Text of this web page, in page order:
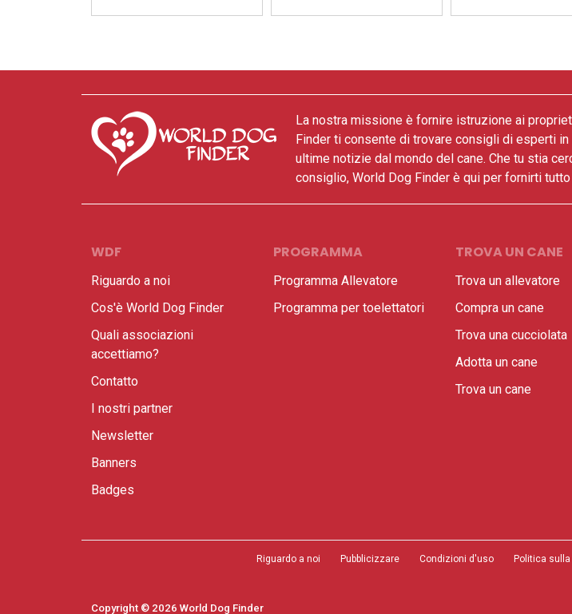
La nostra missione è fornire istruzione ai
Finder ti consente di trovare consigli di esperti
ultime notizie dal mondo del cane. Che tu stia
consiglio, World Dog Finder è qui per fornirti
WDF
Riguardo a noi
Cos'è World Dog Finder
Quali associazioni
accettiamo?
Contatto
I nostri partner
Newsletter
Banners
Badges
PROGRAMMA
Programma Allevatore
Programma per toelettatori
TROVA UN CANE
Trova un allevatore
Compra un cane
Trova una cucciolata
Adotta un cane
Trova un cane
Riguardo a noi Pubblicizzare Condizioni d'uso Politica
Copyright © 2026 World Dog Finder